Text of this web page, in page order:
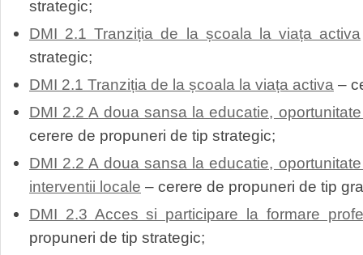
strategic;
DMI 2.1 Tranziția de la școala la viața activa
strategic;
DMI 2.1 Tranziția de la școala la viața activa –
DMI 2.2A doua sansa la educatie,
cerere de propuneri de tip strategic;
DMI 2.2A doua sansa la educatie,
interventii locale – cerere de propuneri de tip
DMI 2.3 Acces si participare la formare
propuneri de tip strategic;